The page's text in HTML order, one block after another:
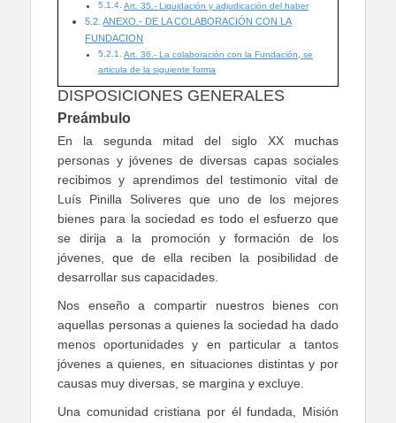
Art. 35.- Liquidación y adjudicación del haber
ANEXO.- DE LA COLABORACIÓN CON LA
FUNDACION
Art. 36.- La colaboración con la Fundación, se
articula de la siguiente forma
DISPOSICIONES GENERALES
Preámbulo
En la segunda mitad del siglo XX muchas
personas y jóvenes de diversas capas sociales
recibimos y aprendimos del testimonio vital de
Luís Pinilla Soliveres que uno de los mejores
bienes para la sociedad es todo el esfuerzo que
se dirija a la promoción y formación de los
jóvenes, que de ella reciben la posibilidad de
desarrollar sus capacidades.
Nos enseño a compartir nuestros bienes con
aquellas personas a quienes la sociedad ha dado
menos oportunidades y en particular a tantos
jóvenes a quienes, en situaciones distintas y por
causas muy diversas, se margina y excluye.
Una comunidad cristiana por él fundada, Misión